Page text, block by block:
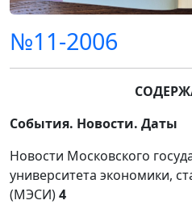
№11-2006
События. Новости. Даты
Новости Московского
университета экономики,
(МЭСИ)4